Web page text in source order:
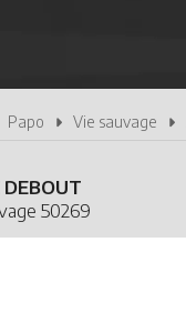
Papo Vie sauvage
DEBOUT
50269